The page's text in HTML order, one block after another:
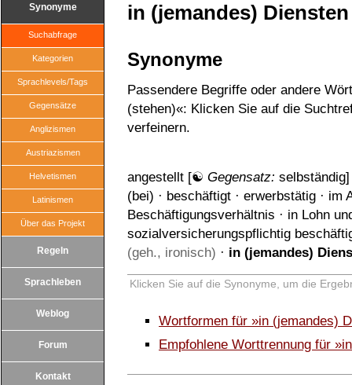
Synonyme
Suchabfrage
Kategorien
Sprachlevels/Tags
Gegensätze
Anglizismen
Austriazismen
Helvetismen
Latinismen
Über das Projekt
Regeln
Sprachleben
Weblog
Forum
Kontakt
in (jemandes)
Synonyme
Passendere Begriffe oder andere
(stehen)«: Klicken Sie auf die
verfeinern.
angestellt [☯ Gegensatz: selbständig
(bei) · beschäftigt · erwerbstätig · im
Beschäftigungsverhältnis · in Lohn
sozialversicherungspflichtig
(geh., ironisch) · in (jemandes)
Klicken Sie auf die Synonyme, um die
Wortformen für »in (jemandes)
Empfohlene Worttrennung für